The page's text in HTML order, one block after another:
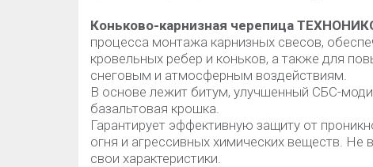
Коньково-карнизная черепица
процесса монтажа карнизных свесов,
кровельных ребер и коньков, а также для
снеговым и атмосферным воздействиям.
В основе лежит битум, улучшенный СБС-
базальтовая крошка.
Гарантирует эффективную защиту от
огня и агрессивных химических веществ. Не
свои характеристики.